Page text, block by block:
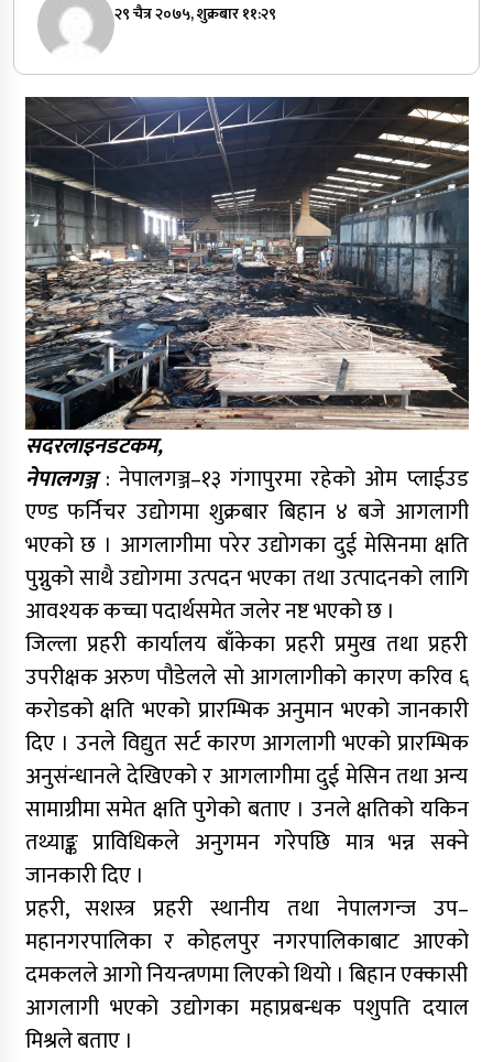
२९ चैत्र २०७५, शुक्रबार ११:२९
सदरलाइनडटकम,
नेपालगञ्ज: नेपालगञ्ज–१३ गंगापुरमा रहेको ओम प्लाईउड
एण्ड फर्निचर उद्योगमा शुक्रबार बिहान ४ बजे आगलागी
भएको छ । आगलागीमा परेर उद्योगका दुई मेसिनमा क्षति
पुग्नुको साथै उद्योगमा उत्पदन भएका तथा उत्पादनको लागि
आवश्यक कच्चा पदार्थसमेत जलेर नष्ट भएको छ ।
जिल्ला प्रहरी कार्यालय बाँकेका प्रहरी प्रमुख तथा प्रहरी
उपरीक्षक अरुण पौडेलले सो आगलागीको कारण करिव ६
करोडको क्षति भएको प्रारम्भिक अनुमान भएको जानकारी
दिए । उनले विद्युत सर्ट कारण आगलागी भएको प्रारम्भिक
अनुसंन्धानले देखिएको र आगलागीमा दुई मेसिन तथा अन्य
सामाग्रीमा समेत क्षति पुगेको बताए । उनले क्षतिको यकिन
तथ्याङ्क प्राविधिकले अनुगमन गरेपछि मात्र भन्न सक्ने
जानकारी दिए ।
प्रहरी, सशस्त्र प्रहरी स्थानीय तथा नेपालगन्ज उप–
महानगरपालिका र कोहलपुर नगरपालिकाबाट आएको
दमकलले आगो नियन्त्रणमा लिएको थियो । बिहान एक्कासी
आगलागी भएको उद्योगका महाप्रबन्धक पशुपति दयाल
मिश्रले बताए ।